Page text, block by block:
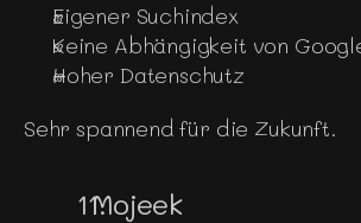
Eigener Suchindex
Keine Abhängigkeit von
Hoher Datenschutz
Sehr spannend für die Zukunft.
  Mojeek